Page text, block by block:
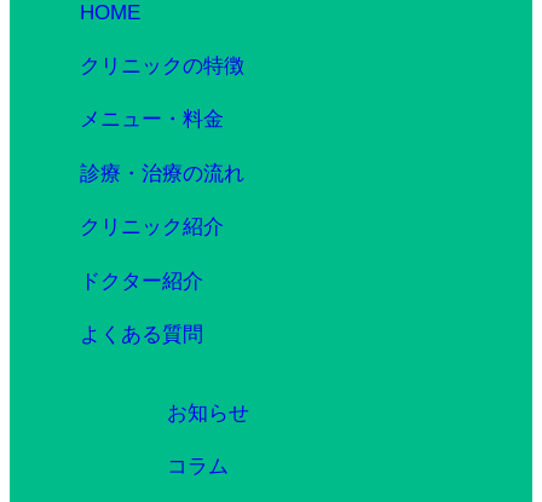
HOME
クリニックの特徴
メニュー・料金
診療・治療の流れ
クリニック紹介
ドクター紹介
よくある質問
お知らせ
コラム